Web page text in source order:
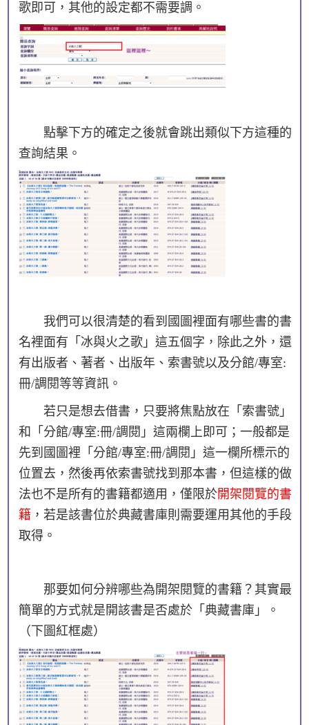
歌即可，其他的設定都不需要調。
點擊下方的確定之後就會跳出類似下方這種的
查詢結果。
我們可以很清楚的看到國圖裡面有哪些書的書
名裡面有「冰與火之歌」這五個字，除此之外，還
有出版者、著者、出版年、索書號以及分館/專室:
冊/調閱等等資訊。
若只是想去借書，只要將焦點放在「索書號」
和「分館/專室:冊/調閱」這兩欄上即可；一般都是
先到國圖裡「分館/專室:冊/調閱」這一欄所標示的
位置去，然後再依索書號找到那本書，但這樣的做
法也不是所有的書籍都適用，僅限於開架閱覽的書
籍 ，若是該書位於典藏書庫則需要運用其他的手段
取得。
那要如何分辨哪些為開架閱覽的書籍？其實最
簡單的方式就是開該書是否處於「典藏書庫」。
（下圖紅框處）